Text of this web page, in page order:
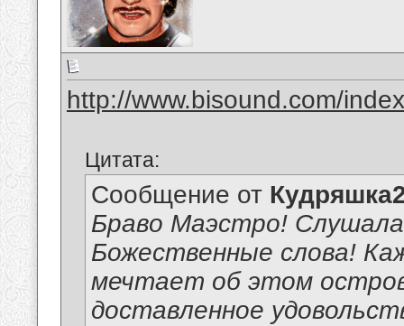
http://www.bisound.com/
Цитата:
Сообщение от
Браво Маэстро!
Божественные слова!
мечтает об этом
доставленное